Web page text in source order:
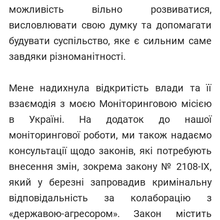
можливість вільно розвиватися,
висловлювати свою думку та допомагати
будувати суспільство, яке є сильним саме
завдяки різноманітності.
Мене надихнула відкритість влади та її
взаємодія з моєю Моніторинговою місією
в Україні. На додаток до нашої
моніторингової роботи, ми також надаємо
консультації щодо законів, які потребують
внесення змін, зокрема закону № 2108-IX,
який у березні запровадив кримінальну
відповідальність за колаборацію з
«державою-агресором». Закон містить